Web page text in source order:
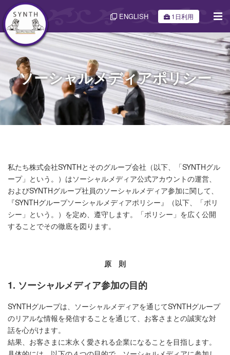
ENGLISH 1日利用
ソーシャルメディアポリシー
私たち株式会社SYNTHとそのグループ会社（以下、「SYNTHグル
ープ」という。）はソーシャルメディア公式アカウントの運営、
およびSYNTHグループ社員のソーシャルメディア参加に関して、
『SYNTHグループソーシャルメディアポリシー』（以下、「ポリ
シー」という。）を定め、遵守します。「ポリシー」を広く公開
することでその徹底を図ります。
原 則
1. ソーシャルメディア参加の目的
SYNTHグループは、ソーシャルメディアを通じてSYNTHグループ
のリアルな情報を発信することを通じて、お客さまとの誠実な対
話を心がけます。
結果、お客さまに末永く愛される企業になることを目指します。